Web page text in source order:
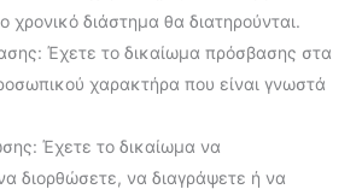
χρονικό διάστημα θα διατηρούνται.
Έχετε το δικαίωμα πρόσβασης στα
χαρακτήρα που είναι γνωστά
Έχετε το δικαίωμα να
διορθώσετε, να διαγράψετε ή να